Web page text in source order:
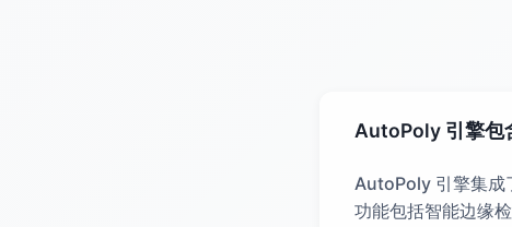
AutoPoly 引擎包
AutoPoly 引擎集成
功能包括智能边缘